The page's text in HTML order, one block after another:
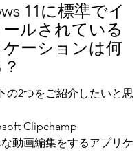
11に標準でイ
ルされている
ーションは何
の2つをご紹介したいと思
Clipchamp